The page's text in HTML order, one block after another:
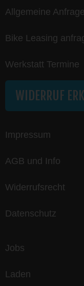
Allgemeine Anfrage
Bike Leasing
Werkstatt Termine
WIDERRUF
Impressum
AGB und Info
Widerrufsrecht
Datenschutz
Jobs
Laden